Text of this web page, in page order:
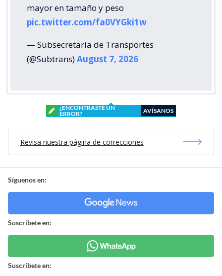
mayor en tamaño y peso
pic.twitter.com/fa0VYGki1w
— Subsecretaría de Transportes
(@Subtrans)August 7, 2026
¿ENCONTRASTE UN
ERROR?
AVÍSANOS
Revisa nuestra página de correcciones
Síguenos en:
Suscríbete en:
Suscríbete en: